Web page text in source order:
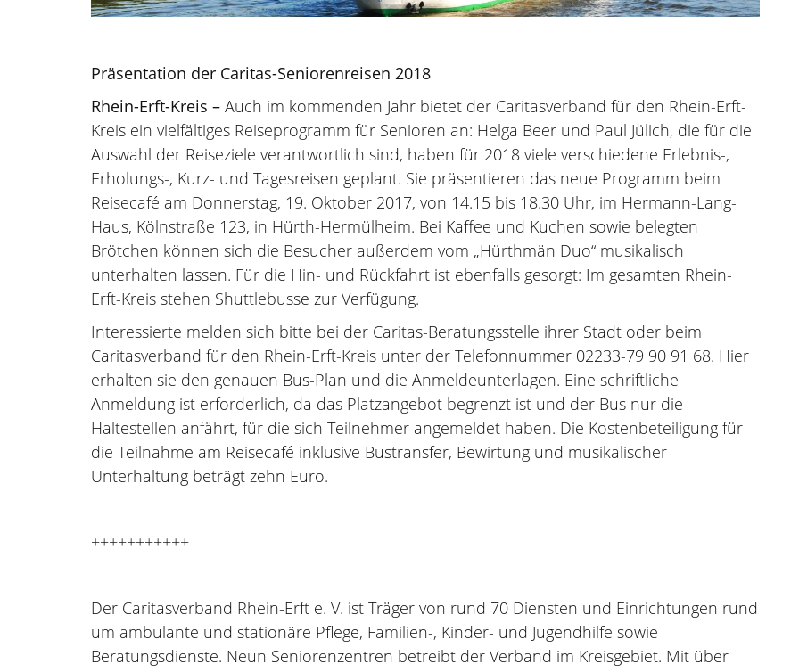
Präsentation der Caritas-Seniorenreisen 2018
Rhein-Erft-Kreis – Auch im kommenden Jahr bietet der Caritasverband für den Rhein-Erft-
Kreis ein vielfältiges Reiseprogramm für Senioren an: Helga Beer und Paul Jülich, die für die
Auswahl der Reiseziele verantwortlich sind, haben für 2018 viele verschiedene Erlebnis-,
Erholungs-, Kurz- und Tagesreisen geplant. Sie präsentieren das neue Programm beim
Reisecafé am Donnerstag, 19. Oktober 2017, von 14.15 bis 18.30 Uhr, im Hermann-Lang-
Haus, Kölnstraße 123, in Hürth-Hermülheim. Bei Kaffee und Kuchen sowie belegten
Brötchen können sich die Besucher außerdem vom „Hürthmän Duo“ musikalisch
unterhalten lassen. Für die Hin- und Rückfahrt ist ebenfalls gesorgt: Im gesamten Rhein-
Erft-Kreis stehen Shuttlebusse zur Verfügung.
Interessierte melden sich bitte bei der Caritas-Beratungsstelle ihrer Stadt oder beim
Caritasverband für den Rhein-Erft-Kreis unter der Telefonnummer 02233-79 90 91 68. Hier
erhalten sie den genauen Bus-Plan und die Anmeldeunterlagen. Eine schriftliche
Anmeldung ist erforderlich, da das Platzangebot begrenzt ist und der Bus nur die
Haltestellen anfährt, für die sich Teilnehmer angemeldet haben. Die Kostenbeteiligung für
die Teilnahme am Reisecafé inklusive Bustransfer, Bewirtung und musikalischer
Unterhaltung beträgt zehn Euro.
+++++++++++
Der Caritasverband Rhein-Erft e. V. ist Träger von rund 70 Diensten und Einrichtungen rund
um ambulante und stationäre Pflege, Familien-, Kinder- und Jugendhilfe sowie
Beratungsdienste. Neun Seniorenzentren betreibt der Verband im Kreisgebiet. Mit über